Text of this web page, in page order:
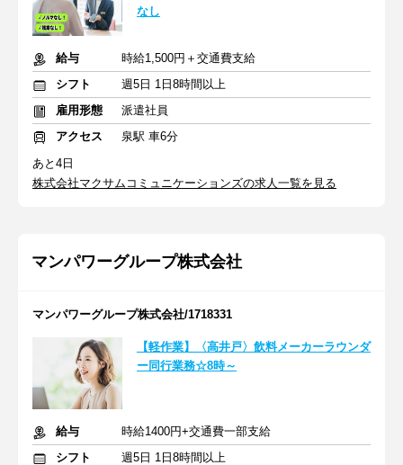
なし
給与
時給1,500円＋交通費支給
シフト
週5日 1日8時間以上
雇用形態
派遣社員
アクセス
泉駅 車6分
あと4日
株式会社マクサムコミュニケーションズの求人一覧を見る
マンパワーグループ株式会社
マンパワーグループ株式会社/1718331
【軽作業】〈高井戸〉飲料メーカーラウンダ
ー同行業務☆8時～
給与
時給1400円+交通費一部支給
シフト
週5日 1日8時間以上